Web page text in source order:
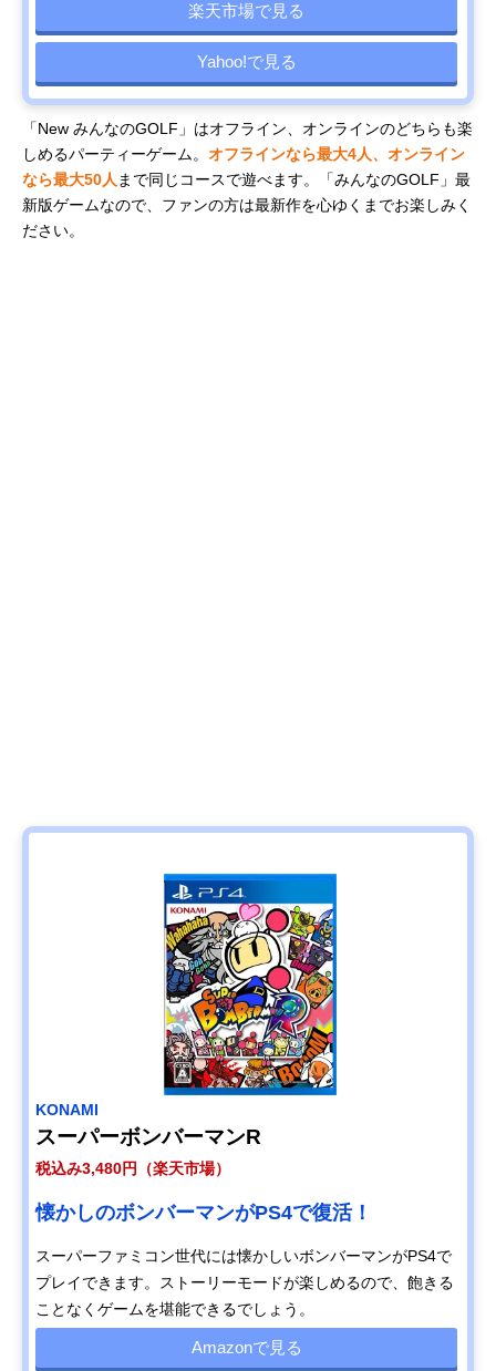
楽天市場で見る
Yahoo!で見る
「New みんなのGOLF」はオフライン、オンラインのどちらも楽
しめるパーティーゲーム。 オフラインなら最大4人、オンライン
なら最大50人 まで同じコースで遊べます。「みんなのGOLF」最
新版ゲームなので、ファンの方は最新作を心ゆくまでお楽しみく
ださい。
KONAMI
スーパーボンバーマンR
税込み3,480円（楽天市場）
懐かしのボンバーマンがPS4で復活！
スーパーファミコン世代には懐かしいボンバーマンがPS4で
プレイできます。ストーリーモードが楽しめるので、飽きる
ことなくゲームを堪能できるでしょう。
Amazonで見る